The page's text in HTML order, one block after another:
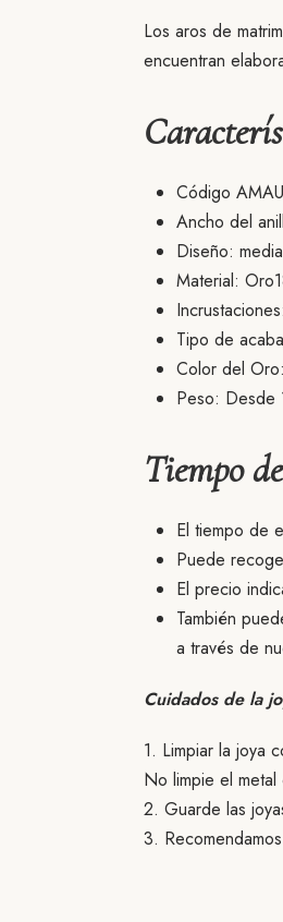
Los aros de
encuentran
Código
Ancho del
Diseño:
Material:
Tipo de
Color del
Peso: Desde
Tiempo
El tiempo de
Puede
El precio
También
a través de
Cuidados de la
1. Limpiar la joya
No limpie el
2. Guarde las
3.